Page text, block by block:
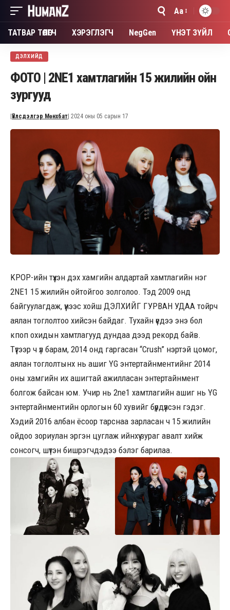
Font
Resizer
Aa
ТАТВАР ТӨЛӨГЧ ХЭРЭГЛЭГЧ NegGen ҮНЭТ ЗҮЙЛ
ДЭЛХИЙД
ФОТО | 2NE1 хамтлагийн 15 жилийн ойн
зургууд
Үйлсдэлгэр Мөнхбат | 2024 оны 05 сарын 17
KPOP-ийн түүхэн дэх хамгийн алдартай хамтлагийн нэг
2NE1 15 жилийн ойтойгоо золголоо. Тэд 2009 онд
байгуулагдаж, үүнээс хойш ДЭЛХИЙГ ГУРВАН УДАА тойрч
аялан тоглолтоо хийсэн байдаг. Тухайн үедээ энэ бол
кпоп охидын хамтлагууд дундаа дээд рекорд байв.
Түүгээр ч үл барам, 2014 онд гаргасан “Crush” нэртэй цомог,
аялан тоглолтынх нь ашиг YG энтертайнментийнг 2014
оны хамгийн их ашигтай ажилласан энтертайнмент
болгож байсан юм. Учир нь 2ne1 хамтлагийн ашиг нь YG
энтертайнментийн орлогын 60 хувийг бүрдүүлсэн гэдэг.
Хэдий 2016 албан ёсоор тарснаа зарласан ч 15 жилийн
ойдоо зориулан эргэн цуглаж ийнхүү зураг авалт хийж
сонсогч, шүтэн бишрэгчдэдээ бэлэг барилаа.